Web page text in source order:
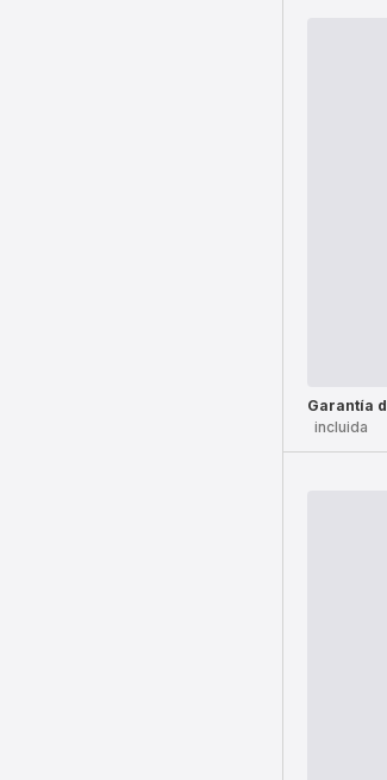
Garantía
incluida